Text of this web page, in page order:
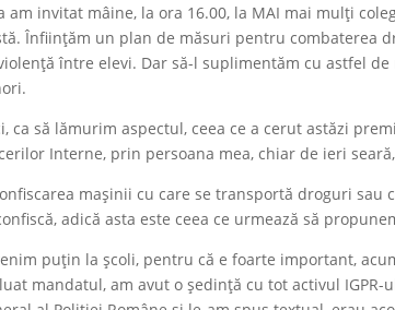
am invitat mâine, la ora 16.00, la MAI mai mulți
Înființăm un plan de măsuri pentru combaterea
între elevi. Dar să-l suplimentăm cu astfel
ca să lămurim aspectul, ceea ce a cerut astăzi
Interne, prin persoana mea, chiar de ieri
mașinii cu care se transportă droguri
adică asta este ceea ce urmează să
puțin la școli, pentru că e foarte important,
mandatul, am avut o ședință cu tot activul